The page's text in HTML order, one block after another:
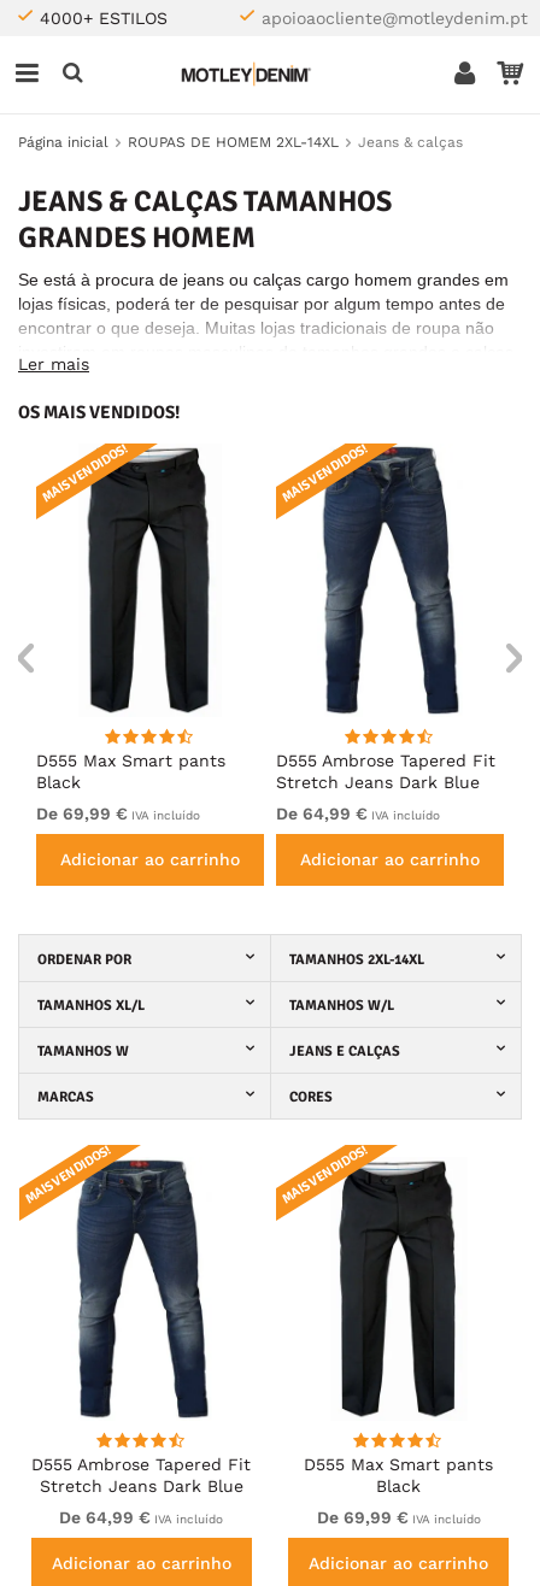
4000+ ESTILOS apoioaocliente@motleydenim.pt
Página inicial ROUPAS DE HOMEM 2XL-14XL Jeans & calças
JEANS & CALÇAS TAMANHOS
GRANDES HOMEM
Se está à procura de jeans ou calças cargo homem grandes em
lojas físicas, poderá ter de pesquisar por algum tempo antes de
encontrar o que deseja. Muitas lojas tradicionais de roupa não
grandes; então, como cliente, não encontrará o tipo de roupa que
tamanhos grandes de calças.
Ler mais
OS MAIS VENDIDOS!
D555 Max Smart pants
Black
MAIS VENDIDOS!
De 69,99 € IVA incluído
Adicionar ao carrinho
D555 Ambrose Tapered Fit
Stretch Jeans Dark Blue
MAIS VENDIDOS!
De 64,99 € IVA incluído
Adicionar ao carrinho
ORDENAR POR TAMANHOS 2XL-14XL
TAMANHOS XL/L TAMANHOS W/L
TAMANHOS W JEANS E CALÇAS
MARCAS CORES
D555 Ambrose Tapered Fit
Stretch Jeans Dark Blue
MAIS VENDIDOS!
De 64,99 € IVA incluído
Adicionar ao carrinho
D555 Max Smart pants
Black
MAIS VENDIDOS!
De 69,99 € IVA incluído
Adicionar ao carrinho